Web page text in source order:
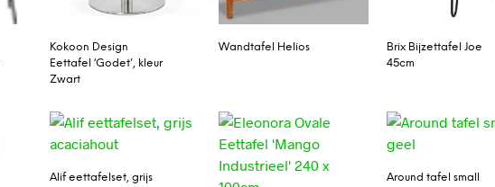
Kokoon Design
Eettafel ‘Godet’, kleur
Zwart
Wandtafel Helios
Brix Bijzettafel Joe
45cm
Alif eettafelset, grijs
Around tafel small